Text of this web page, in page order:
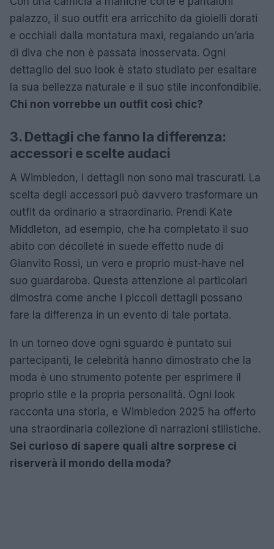
palazzo, il suo outfit era arricchito da gioielli dorati
e occhiali dalla montatura maxi, regalando un’aria
di diva che non è passata inosservata. Ogni
dettaglio del suo look è stato studiato per esaltare
la sua bellezza naturale e il suo stile inconfondibile.
Chi non vorrebbe un outfit così chic?
3. Dettagli che fanno la differenza:
accessori e scelte audaci
A Wimbledon, i dettagli non sono mai trascurati. La
scelta degli accessori può davvero trasformare un
outfit da ordinario a straordinario. Prendi Kate
Middleton, ad esempio, che ha completato il suo
abito con décolleté in suede effetto nude di
Gianvito Rossi, un vero e proprio must-have nel
suo guardaroba. Questa attenzione ai particolari
dimostra come anche i piccoli dettagli possano
fare la differenza in un evento di tale portata.
In un torneo dove ogni sguardo è puntato sui
partecipanti, le celebrità hanno dimostrato che la
moda è uno strumento potente per esprimere il
proprio stile e la propria personalità. Ogni look
racconta una storia, e Wimbledon 2025 ha offerto
una straordinaria collezione di narrazioni stilistiche.
Sei curioso di sapere quali altre sorprese ci
riserverà il mondo della moda?